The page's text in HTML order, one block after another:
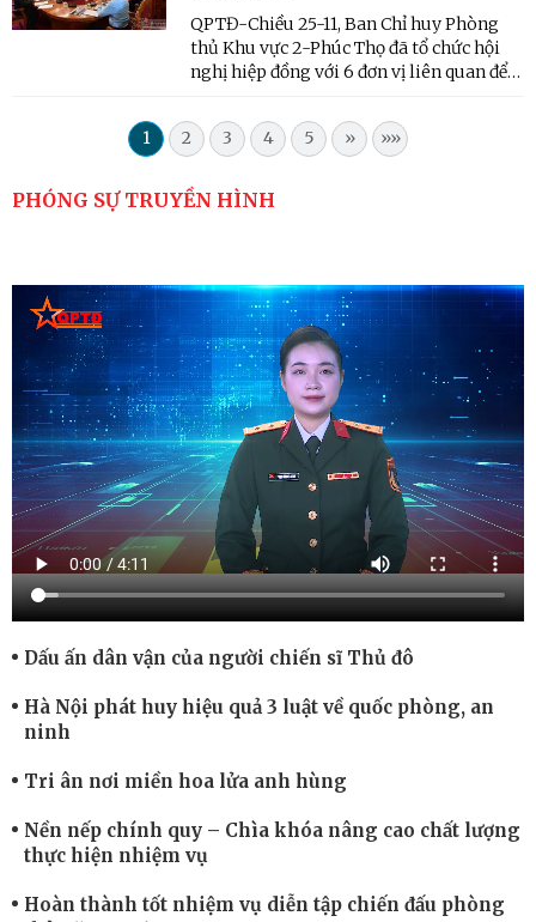
QPTĐ-Chiều 25-11, Ban Chỉ huy Phòng
thủ Khu vực 2-Phúc Thọ đã tổ chức hội
nghị hiệp đồng với 6 đơn vị liên quan để
chương trình Gameshow "Sắc màu sao
vuông" năm 2025, một sự kiện quan
1 2 3 4 5 » »»
PHÓNG SỰ TRUYỀN HÌNH
Dấu ấn dân vận của người chiến sĩ Thủ đô
Hà Nội phát huy hiệu quả 3 luật về quốc phòng, an
ninh
Tri ân nơi miền hoa lửa anh hùng
Nền nếp chính quy – Chìa khóa nâng cao chất lượng
thực hiện nhiệm vụ
Hoàn thành tốt nhiệm vụ diễn tập chiến đấu phòng